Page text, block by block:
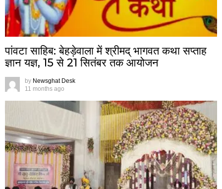
पांवटा साहिब: बेहड़ेवाला में श्रीमद् भागवत कथा सप्ताह
ज्ञान यज्ञ, 15 से 21 सितंबर तक आयोजन
by Newsghat Desk
11 months ago